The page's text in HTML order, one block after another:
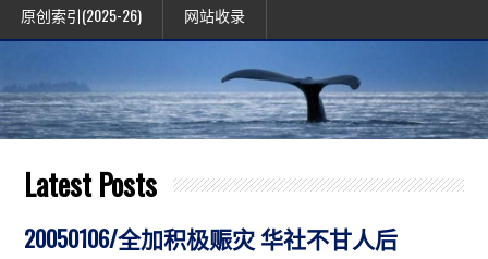
原创索引(2025-26) 网站收录
Latest Posts
20050106/全加积极赈灾 华社不甘人后